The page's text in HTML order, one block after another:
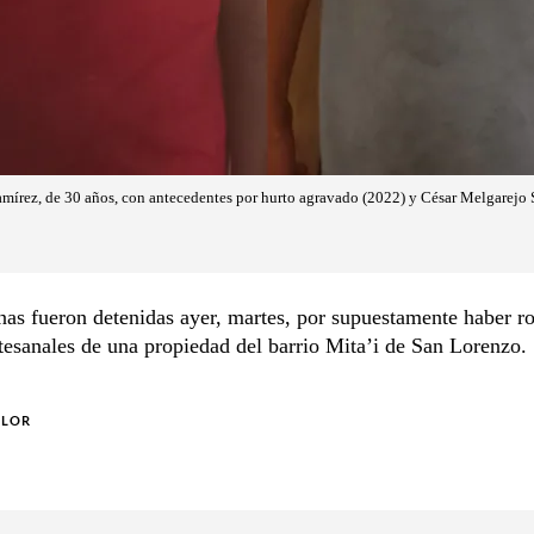
de 30 años, con antecedentes por hurto agravado (2022) y César Melgarejo
fueron detenidas ayer, martes, por supuestamente haber
de una propiedad del barrio Mita’i de San Lorenzo.